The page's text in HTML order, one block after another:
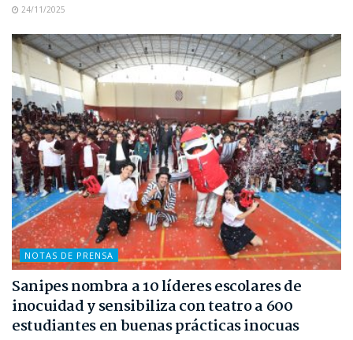
24/11/2025
NOTAS DE PRENSA
Sanipes nombra a 10 líderes escolares de
inocuidad y sensibiliza con teatro a 600
estudiantes en buenas prácticas inocuas